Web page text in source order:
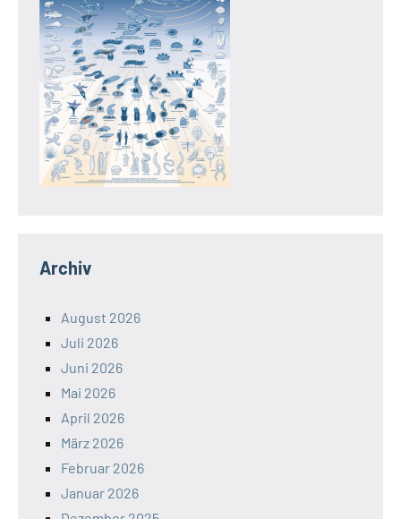
Archiv
August 2026
Juli 2026
Juni 2026
Mai 2026
April 2026
März 2026
Februar 2026
Januar 2026